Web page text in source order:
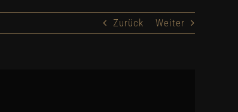
Zurück Weiter